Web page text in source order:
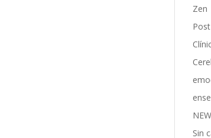
Zen
Sin